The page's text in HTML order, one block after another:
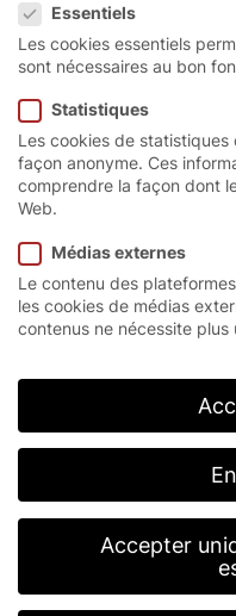
Porte
EC
La porte
collaboration avec
rapide à enroulement
optimale pour tous les
intérieures soumis
matière d’hygiène,
alimentaire. L’EFA-
Bundesverband der
(BVLK) pour le secteur
Essentiels
Les cookies essentiels
sont nécessaires au bon
Statistiques
Les cookies de
façon anonyme. Ces
comprendre la façon dont
Web.
Médias externes
Le contenu des
les cookies de médias
contenus ne nécessite plus
Accepter